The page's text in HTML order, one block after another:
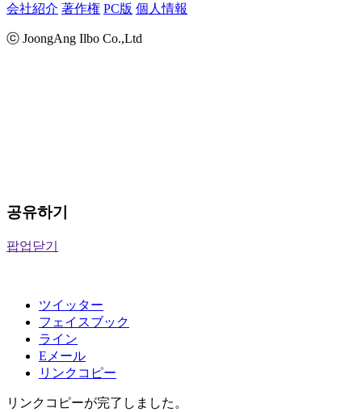
会社紹介 著作権 PC版 個人情報
ⓒ JoongAng Ilbo Co.,Ltd
공유하기
팝업닫기
ツイッター
フェイスブック
ライン
Eメール
リンクコピー
リンクコピーが完了しました。